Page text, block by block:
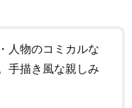
人物のコミカルな
手描き風な親しみ